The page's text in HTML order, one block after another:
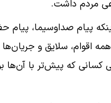
مردم داشت.
پیام صداوسیما،
اقوام، سلایق و
که پیش‌تر با آن‌ها